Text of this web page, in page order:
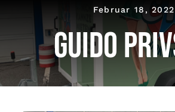
Februar 18, 2022
Guido